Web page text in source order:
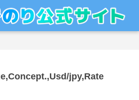
jpy,Rate